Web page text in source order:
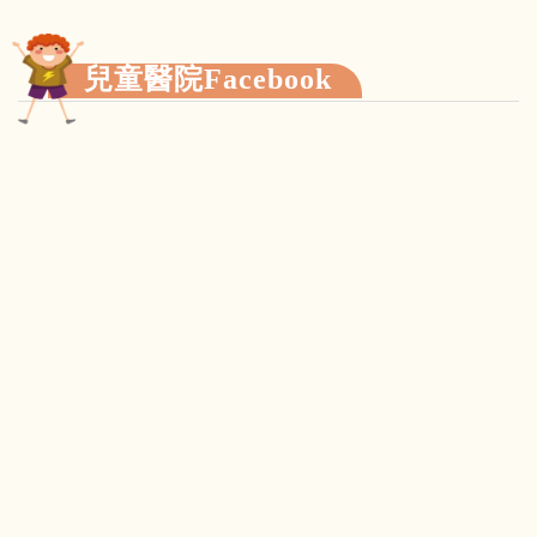
兒童醫院Facebook